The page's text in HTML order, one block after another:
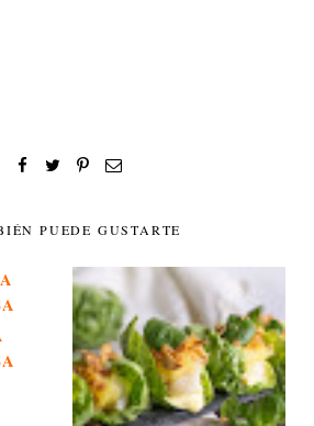
PUEDE GUSTARTE